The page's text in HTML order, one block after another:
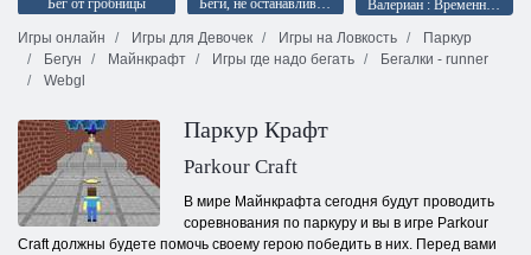
Бег от гробницы Беги, не останавливайся
Валериан : Временной пробег
Игры онлайн
Игры для Девочек Игры на Ловкость
Паркур
Бегун
Майнкрафт Игры где надо бегать
Бегалки - runner
Webgl
Паркур Крафт
Parkour Craft
В мире Майнкрафта сегодня будут проводить
соревнования по паркуру и вы в игре Parkour
Craft должны будете помочь своему герою победить в них. Перед вами